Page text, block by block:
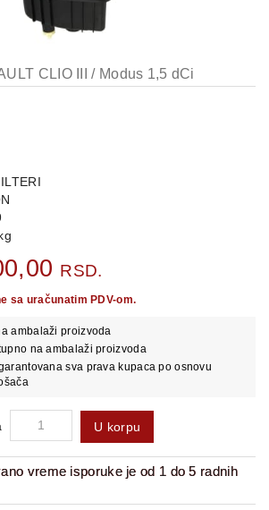
CLIO III / Modus 1,5 dCi
RSD.
sa uračunatim PDV-om.
ambalaži proizvoda
na ambalaži proizvoda
sva prava kupaca po osnovu
U korpu
vreme isporuke je od 1 do 5 radnih